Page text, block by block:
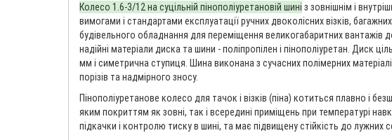
Колесо 1.6-3/12 на суцільній пінополіуретановій шині з зовнішнім і
вимогами і стандартами експлуатації ручних двоколісних візків,
будівельного обладнання для переміщення великогабаритних вантажів
надійні матеріали диска та шини - поліпропілен і пінополіуретан. Диск
мм і симетрична ступиця. Шина виконана з сучасних полімерних
порізів та надмірного зносу.
Пінополіуретанове колесо для тачок і візків (піна) котиться плавно і
яким покриттям як зовні, так і всередині приміщень при температурі
підкачки і контролю тиску в шині, та має підвищену стійкість до лужних